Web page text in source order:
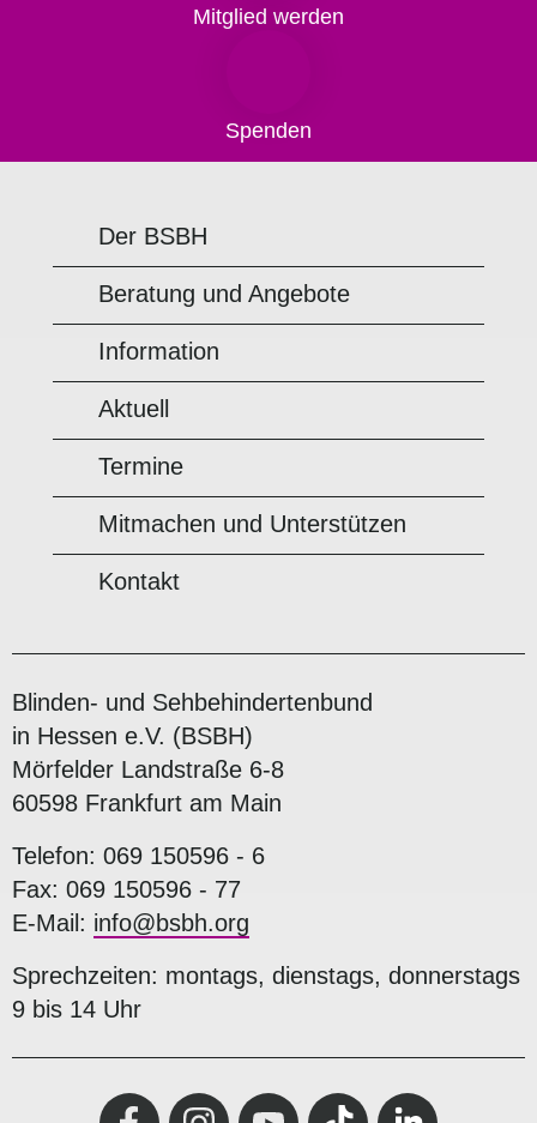
Mitglied werden
Spenden
Der BSBH
Beratung und Angebote
Information
Aktuell
Termine
Mitmachen und Unterstützen
Kontakt
Blinden- und Sehbehindertenbund
in Hessen e.V. (BSBH)
Mörfelder Landstraße 6-8
60598 Frankfurt am Main
Telefon: 069 150596 - 6
Fax: 069 150596 - 77
E-Mail: info@bsbh.org
Sprechzeiten: montags, dienstags, donnerstags
9 bis 14 Uhr